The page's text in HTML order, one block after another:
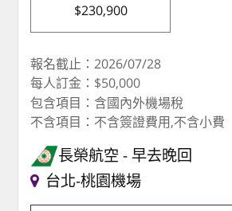
$230,900
報名截止：2026/07/28
每人訂金：$50,000
包含項目：含國內外機場稅
不含項目：不含簽證費用,不含小費
長榮航空
早去晚回
台北-桃園機場